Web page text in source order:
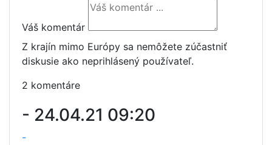
Váš komentár
Z krajín mimo Európy sa nemôžete zúčastniť
diskusie ako neprihlásený používateľ.
2 komentáre
- 24.04.21 09:20
-